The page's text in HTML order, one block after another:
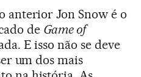
anterior Jon Snow é o
de Game of
E isso não se deve
um dos mais